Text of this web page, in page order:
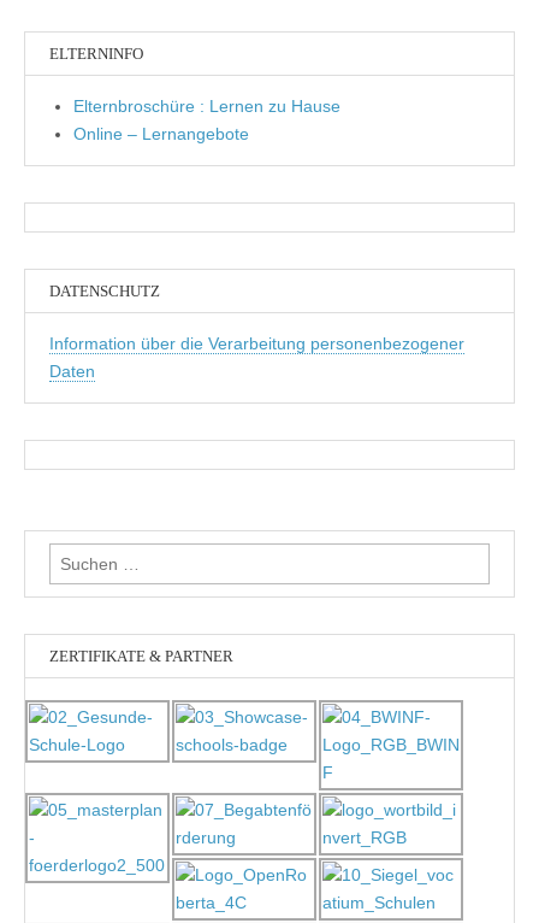
ELTERNINFO
Elternbroschüre : Lernen zu Hause
Online – Lernangebote
DATENSCHUTZ
Information über die Verarbeitung personenbezogener
Daten
Suchen
nach:
ZERTIFIKATE & PARTNER